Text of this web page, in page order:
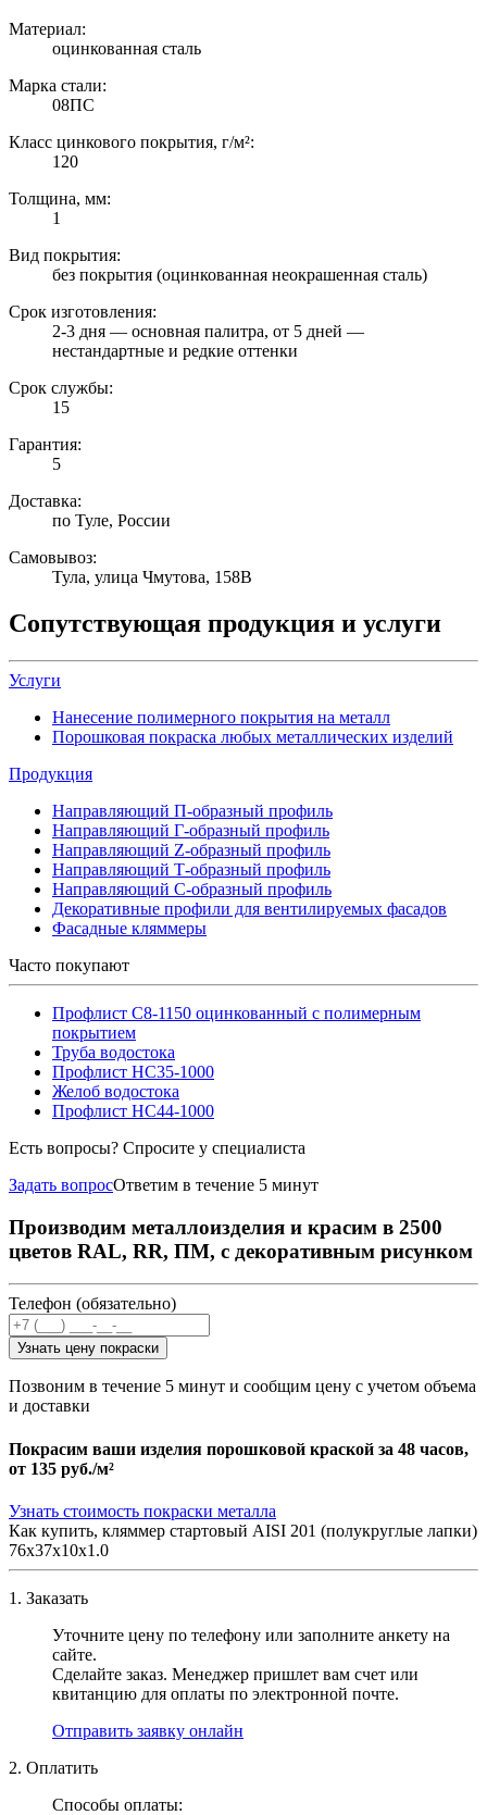
Материал:
оцинкованная сталь
Марка стали:
08ПС
Класс цинкового покрытия, г/м²:
120
Толщина, мм:
1
Вид покрытия:
без покрытия (оцинкованная неокрашенная сталь)
Срок изготовления:
2-3 дня — основная палитра, от 5 дней —
нестандартные и редкие оттенки
Срок службы:
15
Гарантия:
5
Доставка:
по Туле, России
Самовывоз:
Тула, улица Чмутова, 158В
Сопутствующая продукция и услуги
Услуги
Нанесение полимерного покрытия на металл
Порошковая покраска любых металлических изделий
Продукция
Направляющий П-образный профиль
Направляющий Г-образный профиль
Направляющий Z-образный профиль
Направляющий Т-образный профиль
Направляющий С-образный профиль
Декоративные профили для вентилируемых фасадов
Фасадные кляммеры
Часто покупают
Профлист С8-1150 оцинкованный с полимерным
покрытием
Труба водостока
Профлист НС35-1000
Желоб водостока
Профлист НС44-1000
Есть вопросы? Спросите у специалиста
Задать вопросОтветим в течение 5 минут
Производим металлоизделия и красим в 2500
цветов RAL, RR, ПМ, с декоративным рисунком
Телефон (обязательно)
Узнать цену покраски
Позвоним в течение 5 минут и сообщим цену с учетом объема
и доставки
Покрасим ваши изделия порошковой краской за 48 часов,
от 135 руб./м²
Узнать стоимость покраски металла
Как купить, кляммер стартовый AISI 201 (полукруглые лапки)
76х37х10x1.0
1. Заказать
Уточните цену по телефону или заполните анкету на
сайте.
Сделайте заказ. Менеджер пришлет вам счет или
квитанцию для оплаты по электронной почте.
Отправить заявку онлайн
2. Оплатить
Способы оплаты: